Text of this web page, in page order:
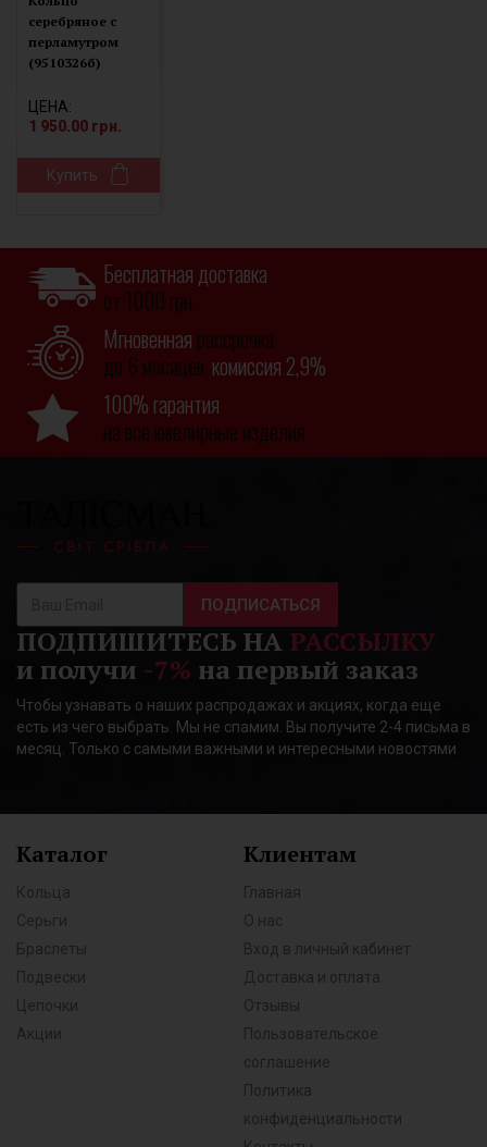
серебряное с
перламутром
(9510326б)
ЦЕНА:
1 950.00 грн.
Купить
Бесплатная доставка
от 1000 грн.
Мгновенная рассрочка
до 6 месяцев, комиссия 2,9%
100% гарантия
на все ювелирные изделия
ПОДПИСАТЬСЯ
ПОДПИШИТЕСЬ НА РАССЫЛКУ
и получи -7% на первый заказ
Чтобы узнавать о наших распродажах и акциях, когда еще
есть из чего выбрать. Мы не спамим. Вы получите 2-4 письма в
месяц. Только с самыми важными и интересными новостями
Каталог
Кольца
Серьги
Браслеты
Подвески
Цепочки
Акции
Клиентам
Главная
О нас
Вход в личный кабинет
Доставка и оплата
Отзывы
Пользовательское
соглашение
Политика
конфиденциальности